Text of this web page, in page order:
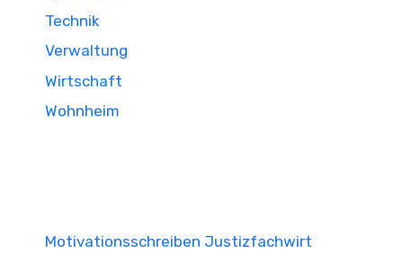
Technik
Verwaltung
Wirtschaft
Wohnheim
Motivationsschreiben Justizfachwirt